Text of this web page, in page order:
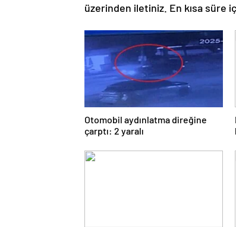
üzerinden iletiniz. En kısa süre
Otomobil aydınlatma direğine
çarptı: 2 yaralı